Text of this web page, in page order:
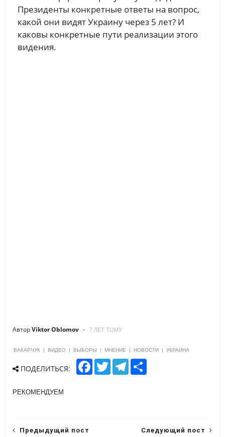
Президенты конкретные ответы на вопрос,
какой они видят Украину через 5 лет? И
каковы конкретные пути реализации этого
видения.
АвторViktor Oblomov 7 ЛЕТ ТОМУ
ВАКАРЧУК | ВИДЕО | ВЫБОРЫ | МНЕНИЕ | НОВОСТИ | УКРАИНА
ПОДЕЛИТЬСЯ:
F
T
w
T
e
S
РЕКОМЕНДУЕМ
Следующий пост
Предыдущий пост